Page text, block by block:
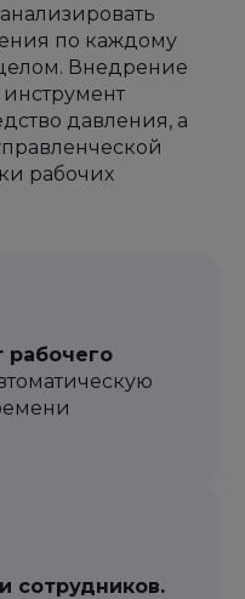
по каждому
Внедрение
давления, а
рабочих
рабочего
сотрудников.